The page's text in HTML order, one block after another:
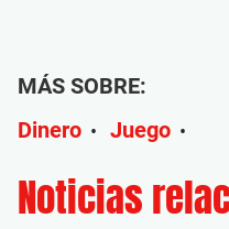
MÁS SOBRE:
Dinero • Juego •
Noticias